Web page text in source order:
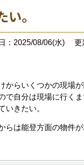
い。
：2025/08/06(水) 更
からいくつかの現場
で自分は現場に行く
いきたい。
らは能登方面の物件